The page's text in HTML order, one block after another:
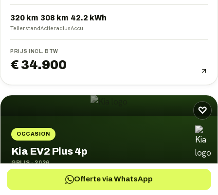
320 km
Tellerstand
308 km
Actieradius
42.2 kWh
Accu
PRIJS INCL. BTW
€ 34.900
♡
OCCASION
Kia EV2 Plus 4p
GRIJS·2026
Offerte via WhatsApp